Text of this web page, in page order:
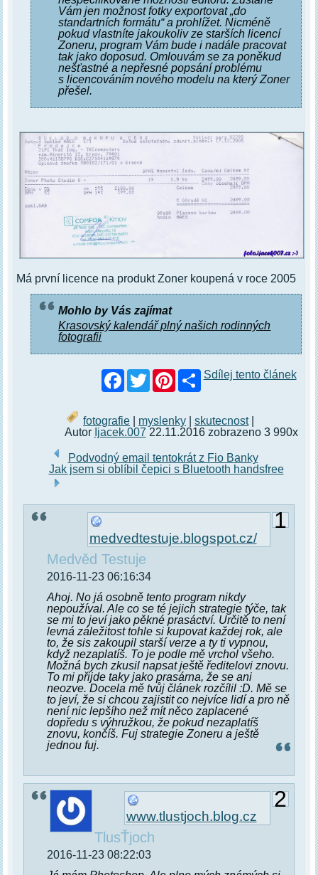
Vám jen možnost fotky exportovat „do
standartních formátu“ a prohlížet. Nicméně
pokud vlastníte jakoukoliv ze starších licencí
Zoneru, program Vám bude i nadále pracovat
tak jako doposud. Omlouvám se za poněkud
nešťastné a nepřesné popsání problému
s licencováním nového modelu na který Zoner
přešel.
Má první licence na produkt Zoner koupená v roce 2005
Mohlo by Vás zajímat
Krasovský kalendář plný našich rodinných
fotografii
Facebook
TwitterPinterestSdílej tento článek
fotografie myslenky |skutecnost|
Autor Ijacek.007 22.11.2016 zobrazeno 3 990x
Podvodný email tentokrát z Fio Banky
Jak jsem si oblíbil čepici s Bluetooth handsfree
1
medvedtestuje.blogspot.cz/
Medvěd Testuje
2016-11-23 06:16:34
Ahoj. No já osobně tento program nikdy
nepoužíval. Ale co se té jejich strategie týče, tak
se mi to jeví jako pěkné prasáctví. Určitě to není
levná záležitost tohle si kupovat každej rok, ale
to, že sis zakoupil starší verze a ty ti vypnou,
když nezaplatíš. To je podle mě vrchol všeho.
Možná bych zkusil napsat ještě ředitelovi znovu.
To mi přijde taky jako prasárna, že se ani
neozve. Docela mě tvůj článek rozčílil :D. Mě se
to jeví, že si chcou zajistit co nejvíce lidí a pro ně
není nic lepšího než mít něco zaplacené
dopředu s výhružkou, že pokud nezaplatíš
znovu, končíš. Fuj strategie Zoneru a ještě
jednou fuj.
2
www.tlustjoch.blog.cz
TlusŤjoch
2016-11-23 08:22:03